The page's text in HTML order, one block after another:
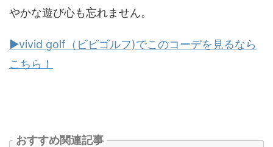
やかな遊び心も忘れません。
▶vivid golf（ビビゴルフ)でこのコーデを見るなら
こちら！
おすすめ関連記事